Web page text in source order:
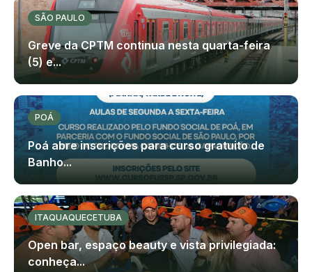
SÃO PAULO
Greve da CPTM continua nesta quarta-feira
(5) e...
POÁ
Poá abre inscrições para curso gratuito de
Banho...
ITAQUAQUECETUBA
Open bar, espaço beauty e vista privilegiada:
conheça...